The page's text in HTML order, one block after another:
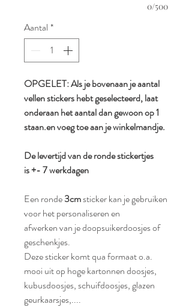
0/500
Aantal *
OPGELET: Als je bovenaan je aantal
vellen stickers hebt geselecteerd, laat
onderaan het aantal dan gewoon op 1
staan.en voeg toe aan je winkelmandje.
De levertijd van de ronde stickertjes
is+- 7 werkdagen
Een ronde3cmsticker kan je gebruiken
voor het personaliseren en
afwerken van je doopsuikerdoosjes of
geschenkjes.
Deze sticker komt qua formaat o.a.
mooi uit op hoge kartonnen doosjes,
kubusdoosjes, schuifdoosjes, glazen
geurkaarsjes,....